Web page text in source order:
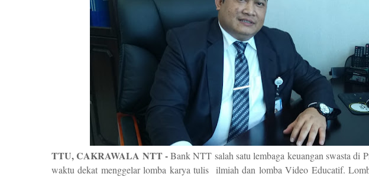
TTU, CAKRAWALA NTT -Bank NTT salah satu lembaga keuangan swasta di
waktu dekat menggelar lomba karya tulis ilmiah dan lomba Video Educatif.